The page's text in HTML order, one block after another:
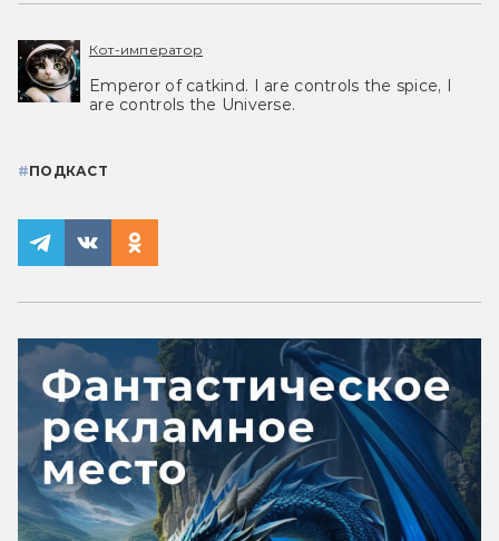
Кот-император
Emperor of catkind. I are controls the spice, I
are controls the Universe.
#ПОДКАСТ